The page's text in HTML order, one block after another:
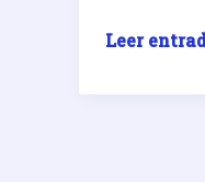
Coaching
Leer